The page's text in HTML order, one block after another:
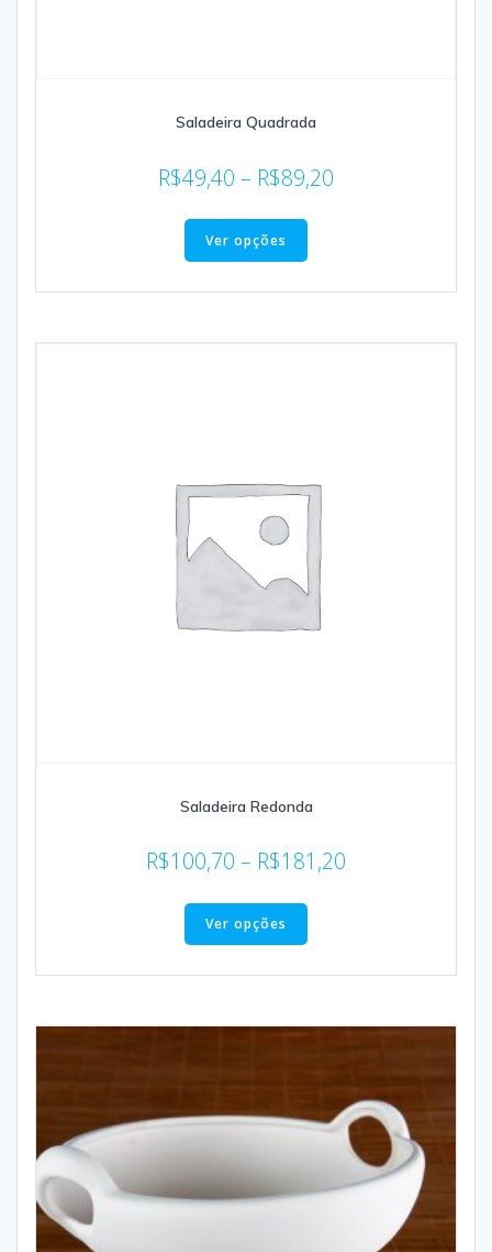
Saladeira Quadrada
R$49,40 – R$89,20
Ver opções
Saladeira Redonda
R$100,70 – R$181,20
Ver opções